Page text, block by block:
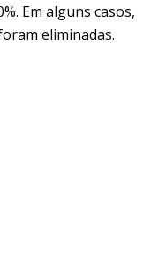
Em alguns casos,
eliminadas.